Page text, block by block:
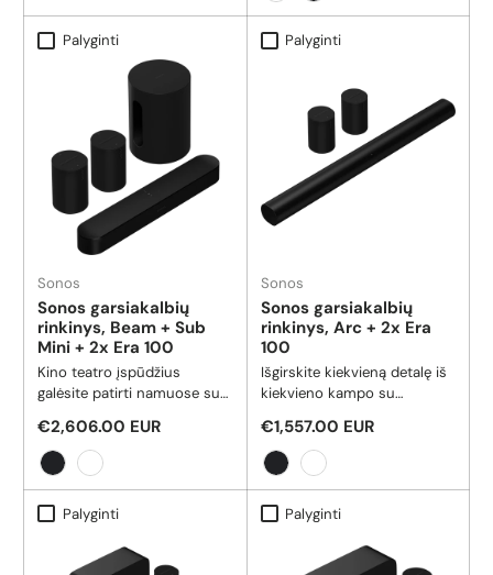
patalpoms, kurių matmenys
BaltaJuoda
Palyginti
Sonos
Sonos garsiakalbių
rinkinys, Beam + Sub
Mini + 2x Era 100
Kino teatro įspūdžius
galėsite patirti namuose su
kompaktiška išmanioji garso
juosta, žemų dažnių
garsiakalbis ir galiniai
Reguliari kaina
€2,606.00 EUR
JuodaBalta
Palyginti
Sonos
Sonos garsiakalbių
rinkinys, Arc + 2x Era
100
Išgirskite kiekvieną detalę iš
kiekvieno kampo su
kurį užtikrina mūsų
geriausiai parduodama
„Dolby Atmos“ garso juosta
garsiakalbių.
Reguliari kaina
€1,557.00 EUR
JuodaBalta
Palyginti Palyginti